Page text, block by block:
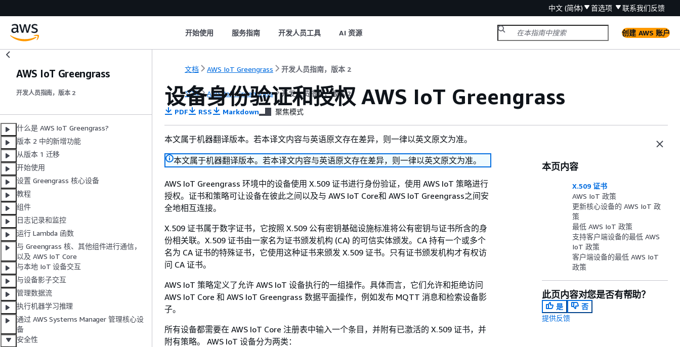
中文 (简体) 首选项 联系我们反馈
开始使用 服务指南 开发人员工具 AI 资源 创建 AWS 账户
AWS IoT Greengrass
开发人员指南，版本 2
什么是 AWS IoT Greengrass?
版本 2 中的新增功能
从版本 1 迁移
开始使用
设置 Greengrass 核心设备
教程
组件
日志记录和监控
运行 Lambda 函数
与 Greengrass 核、其他组件进行通信，
以及 AWS IoT Core
与本地 IoT 设备交互
与设备影子交互
管理数据流
执行机器学习推理
通过 AWS Systems Manager 管理核心设
备
安全性
文档 AWS IoT Greengrass 开发人员指南，版本 2
文档 AWS IoT Greengrass 开发人员指南，版本 2
设备身份验证和授权 AWS IoT Greengrass
PDF RSS Markdown 聚焦模式
本文属于机器翻译版本。若本译文内容与英语原文存在差异，则一律以英文原文为准。
本文属于机器翻译版本。若本译文内容与英语原文存在差异，则一律以英文原文为准。
AWS IoT Greengrass 环境中的设备使用 X.509 证书进行身份验证，使用 AWS IoT 策略进行
授权。证书和策略可让设备在彼此之间以及与 AWS IoT Core和 AWS IoT Greengrass之间安
全地相互连接。
X.509 证书属于数字证书，它按照 X.509 公有密钥基础设施标准将公有密钥与证书所含的身
份相关联。X.509 证书由一家名为证书颁发机构 (CA) 的可信实体颁发。CA 持有一个或多个
名为 CA 证书的特殊证书，它使用这种证书来颁发 X.509 证书。只有证书颁发机构才有权访
问 CA 证书。
AWS IoT 策略定义了允许 AWS IoT 设备执行的一组操作。具体而言，它们允许和拒绝访问
AWS IoT Core 和 AWS IoT Greengrass 数据平面操作，例如发布 MQTT 消息和检索设备影
子。
所有设备都需要在 AWS IoT Core 注册表中输入一个条目，并附有已激活的 X.509 证书，并
附有策略。 AWS IoT 设备分为两类：
本页内容
X.509 证书
AWS IoT 政策
更新核心设备的 AWS IoT 政
策
最低 AWS IoT 政策
支持客户端设备的最低 AWS
IoT 政策
客户端设备的最低 AWS IoT
政策
此页内容对您是否有帮助？
是
否
提供反馈